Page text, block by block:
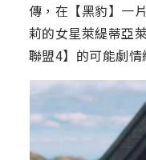
傳，在【黑豹】一
莉的女星萊緹蒂亞
聯盟4】的可能劇情